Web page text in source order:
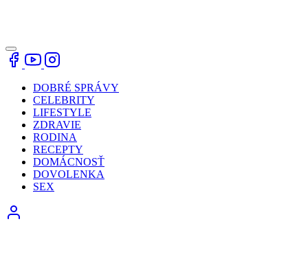
DOBRÉ SPRÁVY
CELEBRITY
LIFESTYLE
ZDRAVIE
RODINA
RECEPTY
DOMÁCNOSŤ
DOVOLENKA
SEX